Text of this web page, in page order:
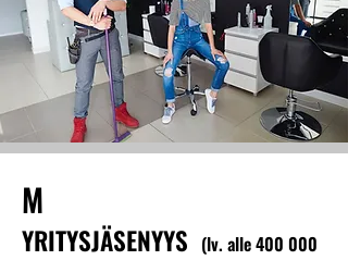
M
YRITYSJÄSENYYS (lv. alle 400 000